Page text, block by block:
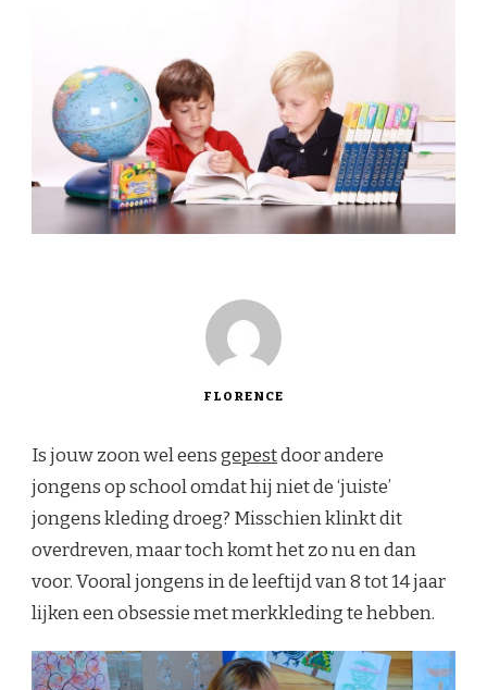
FLORENCE
Is jouw zoon wel eensgepestdoor andere
jongens op school omdat hij niet de ‘juiste’
jongens kleding droeg? Misschien klinkt dit
overdreven, maar toch komt het zo nu en dan
voor. Vooral jongens in de leeftijd van 8 tot 14 jaar
lijken een obsessie met merkkleding te hebben.